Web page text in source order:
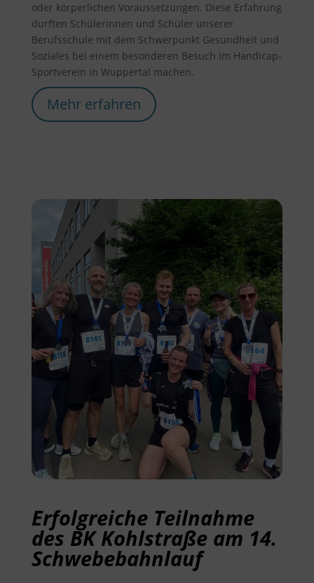
oder körperlichen Voraussetzungen. Diese Erfahrung
durften Schülerinnen und Schüler unserer
Berufsschule mit dem Schwerpunkt Gesundheit und
Soziales bei einem besonderen Besuch im Handicap-
Sportverein in Wuppertal machen.
Mehr erfahren
Erfolgreiche Teilnahme
des BK Kohlstraße am 14.
Schwebebahnlauf